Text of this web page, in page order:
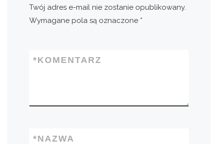
Twój adres e-mail nie zostanie opublikowany.
Wymagane pola są oznaczone *
KOMENTARZ
*
NAZWA
*